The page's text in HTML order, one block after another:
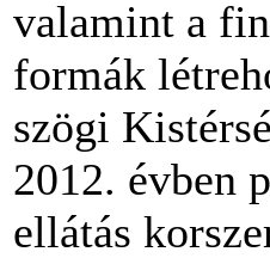
valamint a
formák
szögi
2012. évben
ellátás